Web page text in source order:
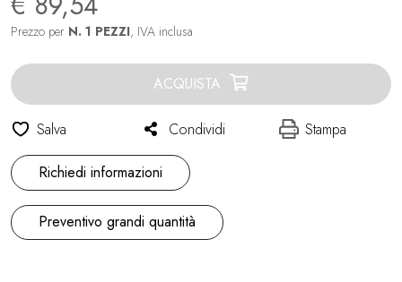
Prezzo per N. 1 PEZZI, IVA inclusa
ACQUISTA
Salva Condividi Stampa
Richiedi informazioni
Preventivo grandi quantità